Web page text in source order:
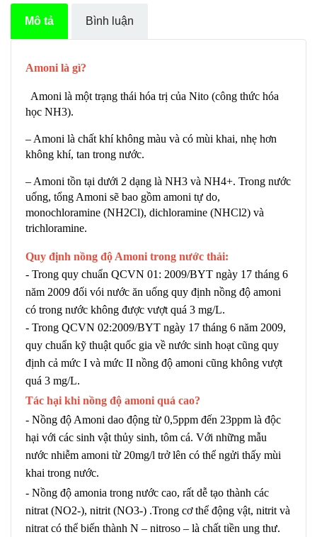
Mô tả Bình luận
Amoni là gì?
Amoni là một trạng thái hóa trị của Nito (công thức hóa
học NH3).
– Amoni là chất khí không màu và có mùi khai, nhẹ hơn
không khí, tan trong nước.
– Amoni tồn tại dưới 2 dạng là NH3 và NH4+. Trong nước
uống, tổng Amoni sẽ bao gồm amoni tự do,
monochloramine (NH2Cl), dichloramine (NHCl2) và
trichloramine.
Quy định nồng độ Amoni trong nước thải:
- Trong quy chuẩn QCVN 01: 2009/BYT ngày 17 tháng 6
năm 2009 đối vói nước ăn uống quy định nồng độ amoni
có trong nước không được vượt quá 3 mg/L.
- Trong QCVN 02:2009/BYT ngày 17 tháng 6 năm 2009,
quy chuẩn kỹ thuật quốc gia về nước sinh hoạt cũng quy
định cả mức I và mức II nồng độ amoni cũng không vượt
quá 3 mg/L.
Tác hại khi nồng độ amoni quá cao?
- Nồng độ Amoni dao động từ 0,5ppm đến 23ppm là độc
hại với các sinh vật thủy sinh, tôm cá. Với những mẫu
nước nhiễm amoni từ 20mg/l trở lên có thể ngửi thấy mùi
khai trong nước.
- Nồng độ amonia trong nước cao, rất dễ tạo thành các
nitrat (NO2-), nitrit (NO3-) .Trong cơ thể động vật, nitrit và
nitrat có thể biến thành N – nitroso – là chất tiền ung thư.